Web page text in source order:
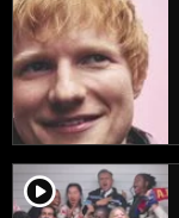
player2